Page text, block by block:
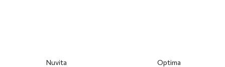
Nuvita Optima